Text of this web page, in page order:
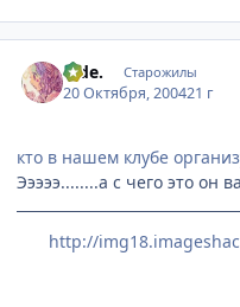
hide. Старожилы
20 Октября, 200421 г
кто в нашем клубе
Эээээ........а с чего это он
http://